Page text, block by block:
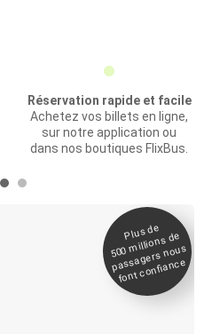
Réservation rapide et facile
Achetez vos billets en ligne,
sur notre application ou
dans nos boutiques FlixBus.
Plus de
500
millions de
passagers nous
font confiance